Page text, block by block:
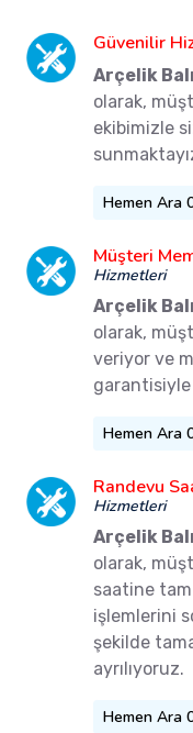
Güvenilir
Arçelik
olarak,
ekibimizle
Hemen Ara
Müşteri
Hizmetleri
Arçelik
olarak,
veriyor ve
Hemen Ara
Randevu
Hizmetleri
Arçelik
olarak,
saatine tam
işlemlerini
şekilde
ayrılıyoruz.
Hemen Ara